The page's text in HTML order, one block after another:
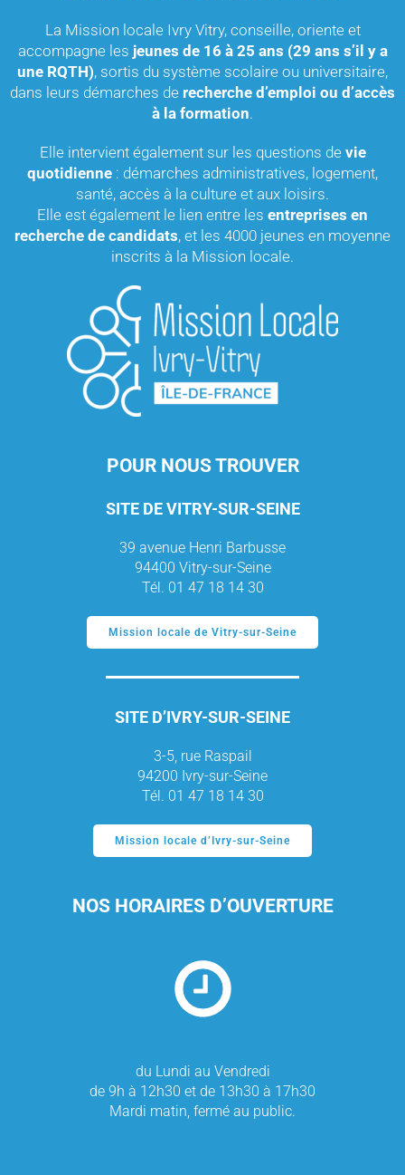
La Mission locale Ivry Vitry, conseille, oriente et
accompagne les jeunes de 16 à 25 ans (29 ans s’il y a
une RQTH), sortis du système scolaire ou universitaire,
dans leurs démarches de recherche d’emploi ou d’accès
à la formation.
Elle intervient également sur les questions de vie
quotidienne : démarches administratives, logement,
santé, accès à la culture et aux loisirs.
Elle est également le lien entre les entreprises en
recherche de candidats, et les 4000 jeunes en moyenne
inscrits à la Mission locale.
POUR NOUS TROUVER
SITE DE VITRY-SUR-SEINE
39 avenue Henri Barbusse
94400 Vitry-sur-Seine
Tél. 01 47 18 14 30
Mission locale de Vitry-sur-Seine
SITE D’IVRY-SUR-SEINE
3-5, rue Raspail
94200 Ivry-sur-Seine
Tél. 01 47 18 14 30
Mission locale d’Ivry-sur-Seine
NOS HORAIRES D’OUVERTURE
du Lundi au Vendredi
de 9h à 12h30 et de 13h30 à 17h30
Mardi matin, fermé au public.